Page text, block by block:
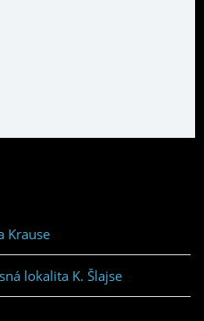
Krause
lokalita K. Šlajse